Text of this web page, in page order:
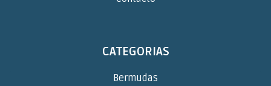
CATEGORIAS
Bermudas